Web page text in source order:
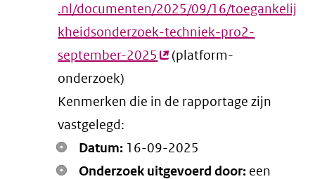
.nl/documenten/2025/09/16/toegankelij
kheidsonderzoek-techniek-pro2-
september-2025 (externe
(platform-
onderzoek)
Kenmerken die in de rapportage zijn
vastgelegd:
Datum: 16-09-2025
Onderzoek uitgevoerd door: een